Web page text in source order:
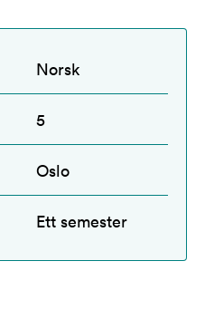
Norsk
5
Oslo
Ett semester